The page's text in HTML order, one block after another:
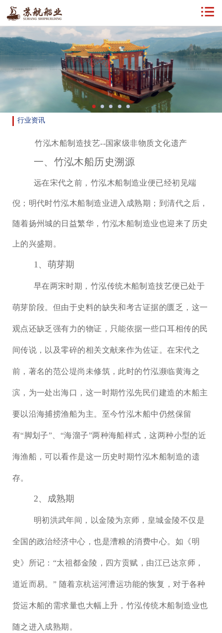
行业资讯
竹泓木船制造技艺--国家级非物质文化遗产
一、竹泓木船历史溯源
远在宋代之前，竹泓木船制造业便已经初见端
倪；明代时竹泓木船制造业进入成熟期；到清代之后，
随着扬州城的日益繁华，竹泓木船制造业也迎来了历史
上的兴盛期。
1、萌芽期
早在两宋时期，竹泓传统木船制造技艺便已处于
萌芽阶段。但由于史料的缺失和考古证据的匮乏，这一
观点还缺乏强有力的物证，只能依据一些口耳相传的民
间传说，以及零碎的相关文献来作为佐证。在宋代之
前，著名的范公堤尚未修筑，此时的竹泓濒临黄海之
滨，为一处出海口，这一时期竹泓先民们建造的木船主
要以沿海捕捞渔船为主。至今竹泓木船中仍然保留
有“脚划子” “海溜子”两种海船样式，这两种小型的近
海渔船，可以看作是这一历史时期竹泓木船制造的遗
存。
2、成熟期
明初洪武年间，以金陵为京师，皇城金陵不仅是
全国的政治经济中心，也是漕粮的消费中心。如《明
史》所记： “太祖都金陵，四方贡赋，由江已达京师，
道近而易。 ” 随着京杭运河漕运功能的恢复，对于各种
货运木船的需求量也大幅上升，竹泓传统木船制造业也
随之进入成熟期。